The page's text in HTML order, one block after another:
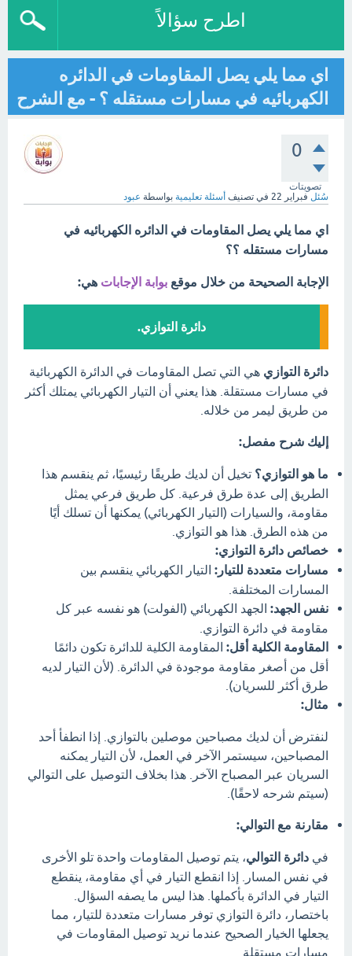
اطرح سؤالاً
اي مما يلي يصل المقاومات في الدائره
الكهربائيه في مسارات مستقله ؟ - مع الشرح
0
تصويتات
سُئل فبراير 22 في تصنيف أسئلة تعليمية بواسطة عبود
اي مما يلي يصل المقاومات في الدائره الكهربائيه في
مسارات مستقله ؟؟
الإجابة الصحيحة من خلال موقع بوابة الإجابات هي:
دائرة التوازي.
دائرة التوازي هي التي تصل المقاومات في الدائرة الكهربائية
في مسارات مستقلة. هذا يعني أن التيار الكهربائي يمتلك أكثر
من طريق ليمر من خلاله.
إليك شرح مفصل:
ما هو التوازي؟ تخيل أن لديك طريقًا رئيسيًا، ثم ينقسم هذا
الطريق إلى عدة طرق فرعية. كل طريق فرعي يمثل
مقاومة، والسيارات (التيار الكهربائي) يمكنها أن تسلك أيًا
من هذه الطرق. هذا هو التوازي.
خصائص دائرة التوازي:
مسارات متعددة للتيار: التيار الكهربائي ينقسم بين
المسارات المختلفة.
نفس الجهد: الجهد الكهربائي (الفولت) هو نفسه عبر كل
مقاومة في دائرة التوازي.
المقاومة الكلية أقل: المقاومة الكلية للدائرة تكون دائمًا
أقل من أصغر مقاومة موجودة في الدائرة. (لأن التيار لديه
طرق أكثر للسريان).
مثال:
لنفترض أن لديك مصباحين موصلين بالتوازي. إذا انطفأ أحد
المصباحين، سيستمر الآخر في العمل، لأن التيار يمكنه
السريان عبر المصباح الآخر. هذا بخلاف التوصيل على التوالي
(سيتم شرحه لاحقًا).
مقارنة مع التوالي:
في دائرة التوالي، يتم توصيل المقاومات واحدة تلو الأخرى
في نفس المسار. إذا انقطع التيار في أي مقاومة، ينقطع
التيار في الدائرة بأكملها. هذا ليس ما يصفه السؤال.
باختصار، دائرة التوازي توفر مسارات متعددة للتيار، مما
يجعلها الخيار الصحيح عندما نريد توصيل المقاومات في
مسارات مستقلة.